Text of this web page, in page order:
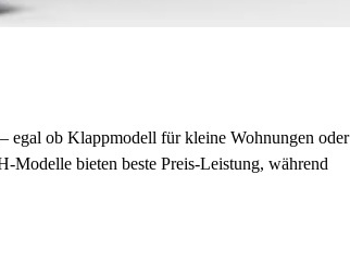
egal ob Klappmodell für kleine Wohnungen oder
bieten beste Preis-Leistung, während